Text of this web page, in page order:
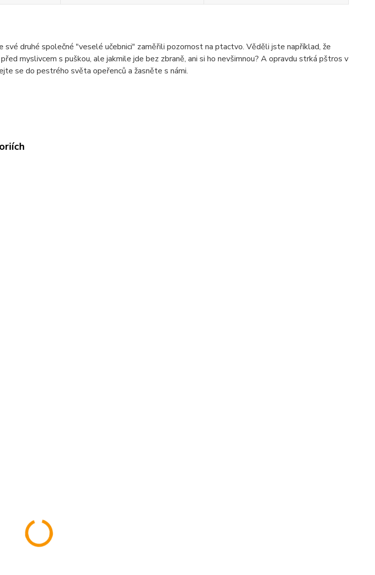
své druhé společné "veselé učebnici" zaměřili pozornost na ptactvo. Věděli jste například, že
myslivcem s puškou, ale jakmile jde bez zbraně, ani si ho nevšimnou? A opravdu strká pštros v
se do pestrého světa opeřenců a žasněte s námi.